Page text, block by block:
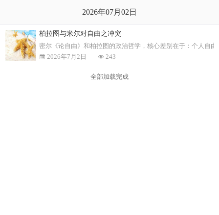
2026年07月02日
柏拉图与米尔对自由之冲突
密尔《论自由》和柏拉图的政治哲学，核心差别在于：个人自
2026年7月2日
243
全部加载完成